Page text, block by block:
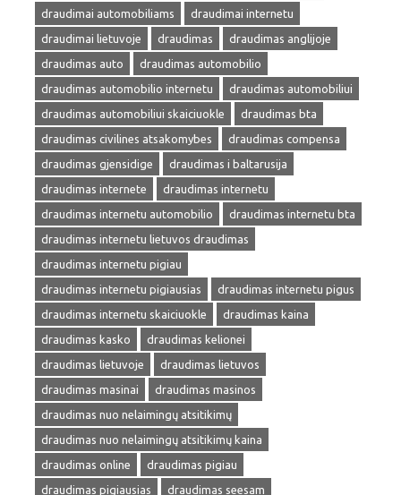
draudimai automobiliams
draudimai internetu
draudimai lietuvoje
draudimas
draudimas anglijoje
draudimas auto
draudimas automobilio
draudimas automobilio internetu
draudimas automobiliui
draudimas automobiliui skaiciuokle
draudimas bta
draudimas civilines atsakomybes
draudimas compensa
draudimas gjensidige
draudimas i baltarusija
draudimas internete
draudimas internetu
draudimas internetu automobilio
draudimas internetu bta
draudimas internetu lietuvos draudimas
draudimas internetu pigiau
draudimas internetu pigiausias
draudimas internetu pigus
draudimas internetu skaiciuokle
draudimas kaina
draudimas kasko
draudimas kelionei
draudimas lietuvoje
draudimas lietuvos
draudimas masinai
draudimas masinos
draudimas nuo nelaimingų atsitikimų
draudimas nuo nelaimingų atsitikimų kaina
draudimas online
draudimas pigiau
draudimas pigiausias
draudimas seesam